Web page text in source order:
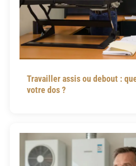
Travailler assis ou debout :
votre dos ?